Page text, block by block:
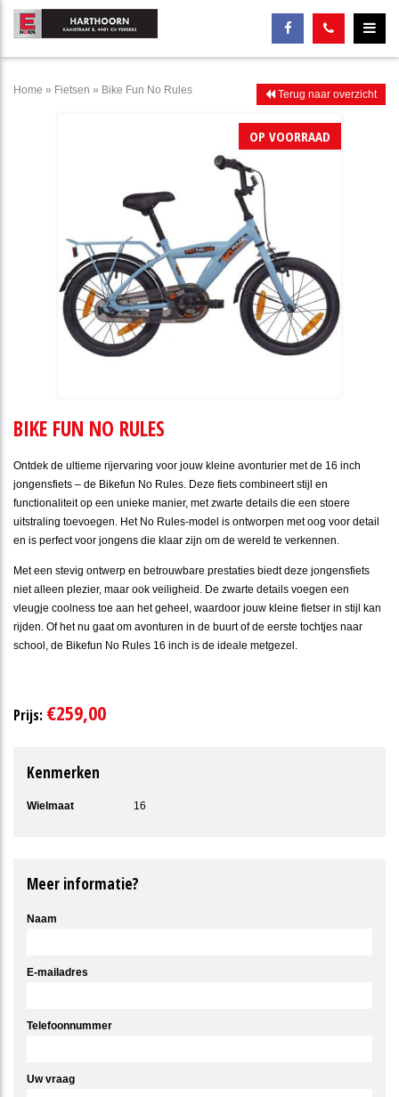
Home » Fietsen » Bike Fun No Rules Terug naar overzicht
OP VOORRAAD
BIKE FUN NO RULES
Ontdek de ultieme rijervaring voor jouw kleine avonturier met de 16 inch
jongensfiets – de Bikefun No Rules. Deze fiets combineert stijl en
functionaliteit op een unieke manier, met zwarte details die een stoere
uitstraling toevoegen. Het No Rules-model is ontworpen met oog voor detail
en is perfect voor jongens die klaar zijn om de wereld te verkennen.
Met een stevig ontwerp en betrouwbare prestaties biedt deze jongensfiets
niet alleen plezier, maar ook veiligheid. De zwarte details voegen een
vleugje coolness toe aan het geheel, waardoor jouw kleine fietser in stijl kan
rijden. Of het nu gaat om avonturen in de buurt of de eerste tochtjes naar
school, de Bikefun No Rules 16 inch is de ideale metgezel.
Prijs: €259,00
Kenmerken
Wielmaat 16
Meer informatie?
Naam
E-mailadres
Telefoonnummer
Uw vraag